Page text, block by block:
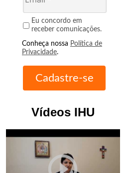
Eu concordo em
receber comunicações.
Conheça nossa Política de
Privacidade.
Vídeos IHU